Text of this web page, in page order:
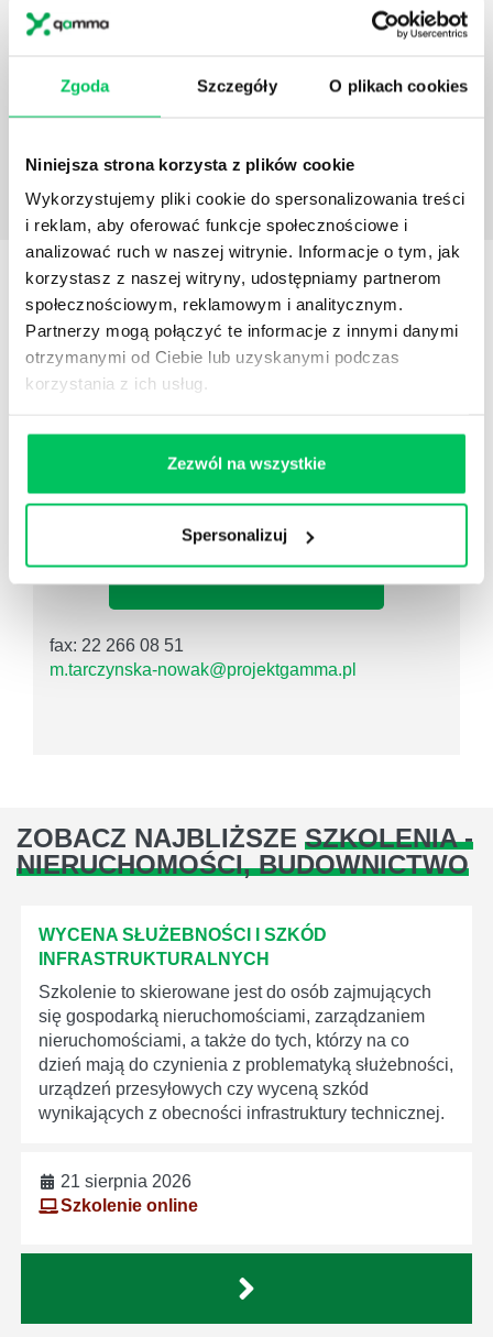
Zgoda Szczegóły O plikach cookies
Niniejsza strona korzysta z plików cookie
Wykorzystujemy pliki cookie do spersonalizowania treści
i reklam, aby oferować funkcje społecznościowe i
analizować ruch w naszej witrynie. Informacje o tym, jak
korzystasz z naszej witryny, udostępniamy partnerom
społecznościowym, reklamowym i analitycznym.
Partnerzy mogą połączyć te informacje z innymi danymi
otrzymanymi od Ciebie lub uzyskanymi podczas
korzystania z ich usług.
Zezwól na wszystkie
Spersonalizuj
Pracownicy uczestniczący w szkoleniu w
zdecydowanym stopniu rozwinęli swoje umiejętności
zmotywowało bowiem pracowników do przygotowania
pozwoliło na objęcie przez nich wyższych stanowisk,
w tym menedżerskich.
Łukasz StępieńDyrektor Rozwoju Organizacji w
BRE Bank
Dowiedz się więcej
KONSULTANTSZKOLENIA
ZOSTAW WIADOMOŚĆ KOSULTANTOWI
Monika Tarczyńska-Nowak
fax: 22 266 08 51
m.tarczynska-nowak@projektgamma.pl
ZOBACZ NAJBLIŻSZE SZKOLENIA -
NIERUCHOMOŚCI, BUDOWNICTWO
WYCENA SŁUŻEBNOŚCI I SZKÓD
INFRASTRUKTURALNYCH
Szkolenie to skierowane jest do osób zajmujących
się gospodarką nieruchomościami, zarządzaniem
nieruchomościami, a także do tych, którzy na co
dzień mają do czynienia z problematyką służebności,
urządzeń przesyłowych czy wyceną szkód
wynikających z obecności infrastruktury technicznej.
21 sierpnia 2026
Szkolenie online